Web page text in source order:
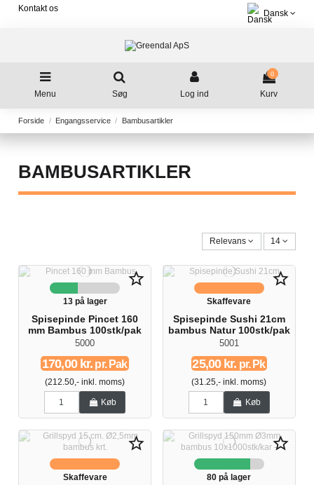
Kontakt os
Dansk
Menu Søg Log ind
0
Kurv
Forside Engangsservice Bambusartikler
BAMBUSARTIKLER
Relevans 14
star_border
13 på lager
Spisepinde Pincet 160
mm Bambus 100stk/pak
5000
170,00 kr. pr. Pak
(212.50,- inkl. moms)
Køb
star_border
Skaffevare
Spisepinde Sushi 21cm
bambus Natur 100stk/pak
5001
25,00 kr. pr. Pk
(31.25,- inkl. moms)
Køb
star_border
Skaffevare
star_border
80 på lager